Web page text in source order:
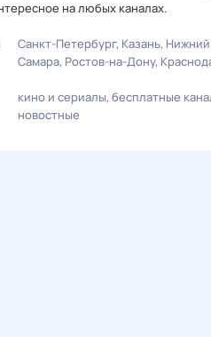
на любых каналах.
Санкт-Петербург Казань
Самара Ростов-на-Дону
кино и сериалы бесплатные
новостные